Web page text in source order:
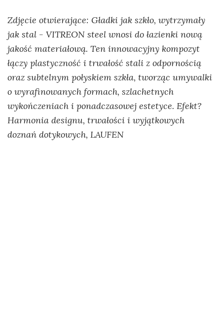
Zdjęcie otwierające: Gładki jak szkło, wytrzymały
jak stal - VITREON steel wnosi do łazienki nową
jakość materiałową. Ten innowacyjny kompozyt
łączy plastyczność i trwałość stali z odpornością
oraz subtelnym połyskiem szkła, tworząc umywalki
o wyrafinowanych formach, szlachetnych
wykończeniach i ponadczasowej estetyce. Efekt?
Harmonia designu, trwałości i wyjątkowych
doznań dotykowych, LAUFEN